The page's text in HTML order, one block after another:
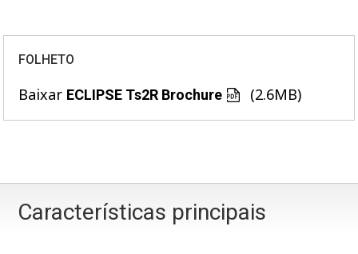
FOLHETO
Baixar ECLIPSE Ts2R Brochure (2.6MB)
Características principais